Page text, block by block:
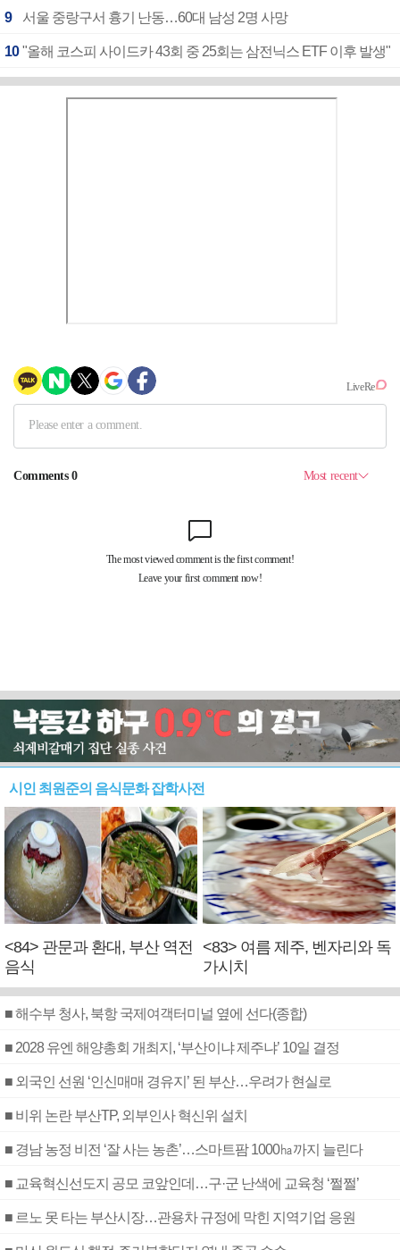
9 서울 중랑구서 흉기 난동…60대 남성 2명 사망
10 "올해 코스피 사이드카 43회 중 25회는 삼전닉스 ETF 이후 발생"
시인 최원준의 음식문화 잡학사전
<84> 관문과 환대, 부산 역전
음식
<83> 여름 제주, 벤자리와 독
가시치
■ 해수부 청사, 북항 국제여객터미널 옆에 선다(종합)
■ 2028 유엔 해양총회 개최지, ‘부산이냐 제주냐’ 10일 결정
■ 외국인 선원 ‘인신매매 경유지’ 된 부산…우려가 현실로
■ 비위 논란 부산TP, 외부인사 혁신위 설치
■ 경남 농정 비전 ‘잘 사는 농촌’…스마트팜 1000㏊까지 늘린다
■ 교육혁신선도지 공모 코앞인데…구·군 난색에 교육청 ‘쩔쩔’
■ 르노 못 타는 부산시장…관용차 규정에 막힌 지역기업 응원